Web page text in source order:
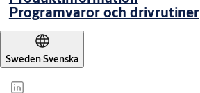
Programvaror och drivrutiner
Sweden·Svenska